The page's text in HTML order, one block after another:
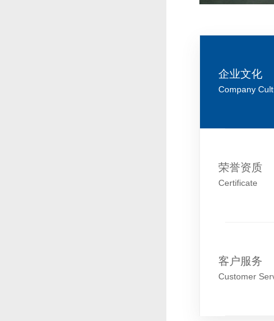
企业文化
Company
荣誉资质
Certificate
客户服务
Customer